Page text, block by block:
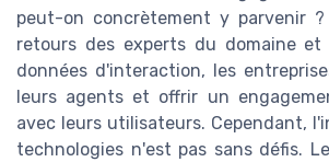
peut-on concrètement y parvenir
retours des experts du domaine
données d'interaction, les
leurs agents et offrir un
avec leurs utilisateurs. Cependant,
technologies n'est pas sans défis.